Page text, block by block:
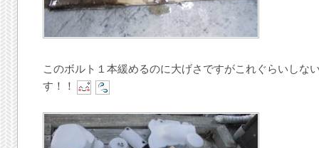
このボルト１本緩めるのに大げさですがこれぐらいしな
す！！